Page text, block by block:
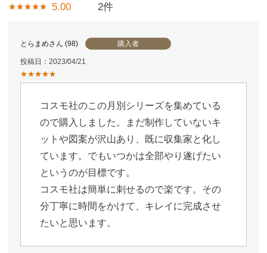
5.00 2
とらまめ 98 購入者
投稿日 2023/04/21
コスモ社のこの月別シリーズを集めている
ので購入しました。まだ制作していないキ
ットや図案が沢山あり、既に収集家と化し
ています。でもいつかは全部やり遂げたい
というのが目標です。
コスモ社は簡単に刺せるので楽です。その
分丁寧に時間をかけて、キレイに完成させ
たいと思います。